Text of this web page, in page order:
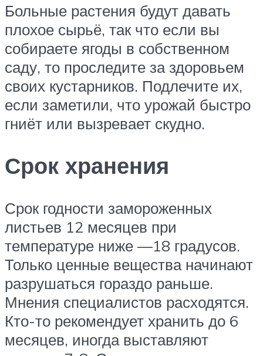
Больные растения будут давать
плохое сырьё, так что если вы
собираете ягоды в собственном
саду, то проследите за здоровьем
своих кустарников. Подлечите их,
если заметили, что урожай быстро
гниёт или вызревает скудно.
Срок хранения
Срок годности замороженных
листьев 12 месяцев при
температуре ниже —18 градусов.
Только ценные вещества начинают
разрушаться гораздо раньше.
Мнения специалистов расходятся.
Кто-то рекомендует хранить до 6
месяцев, иногда выставляют